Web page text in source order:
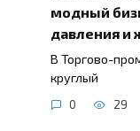
модный
давления и
В Торгово-
круглый
0 29